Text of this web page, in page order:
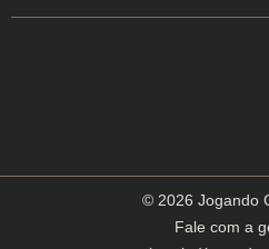
© 2026 Jogando
Fale com a